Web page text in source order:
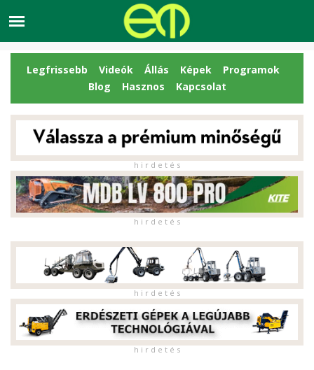
Legfrissebb Videók Állás Képek
Programok
Blog
Hasznos Kapcsolat
h i r d e t é s
h i r d e t é s
h i r d e t é s
h i r d e t é s